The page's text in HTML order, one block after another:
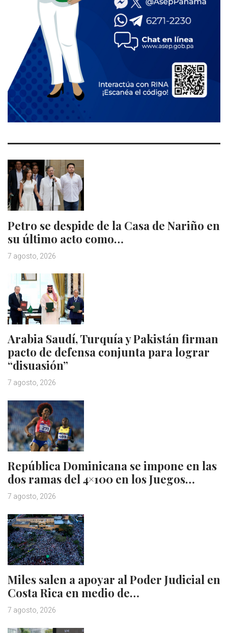
Petro se despide de la Casa de Nariño en
su último acto como…
7 agosto, 2026
Arabia Saudí, Turquía y Pakistán firman
pacto de defensa conjunta para lograr
“disuasión”
7 agosto, 2026
República Dominicana se impone en las
dos ramas del 4×100 en los Juegos…
7 agosto, 2026
Miles salen a apoyar al Poder Judicial en
Costa Rica en medio de…
7 agosto, 2026